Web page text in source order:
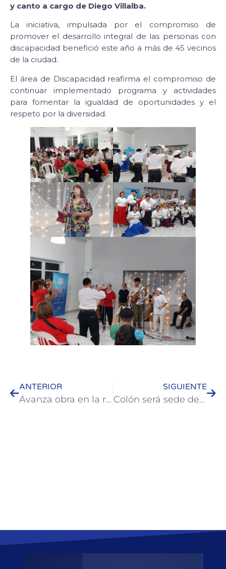
y canto a cargo de Diego Villalba.
La iniciativa, impulsada por el compromiso de
promover el desarrollo integral de las personas con
discapacidad benefició este año a más de 45 vecinos
de la ciudad.
El área de Discapacidad reafirma el compromiso de
continuar implementado programa y actividades
para fomentar la igualdad de oportunidades y el
respeto por la diversidad.
ANTERIOR
Avanza obra en la red cloacal y el arreglo de calles de Colón
SIGUIENTE
Colón será sede del Cuadrangular de Octavos de Final de la Liga Argentina de Básquet